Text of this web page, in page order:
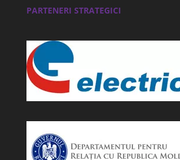
PARTENERI STRATEGICI